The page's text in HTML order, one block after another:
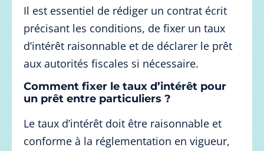
Il est essentiel de rédiger un contrat écrit
précisant les conditions, de fixer un taux
d’intérêt raisonnable et de déclarer le prêt
aux autorités fiscales si nécessaire.
Comment fixer le taux d’intérêt pour
un prêt entre particuliers ?
Le taux d’intérêt doit être raisonnable et
conforme à la réglementation en vigueur,